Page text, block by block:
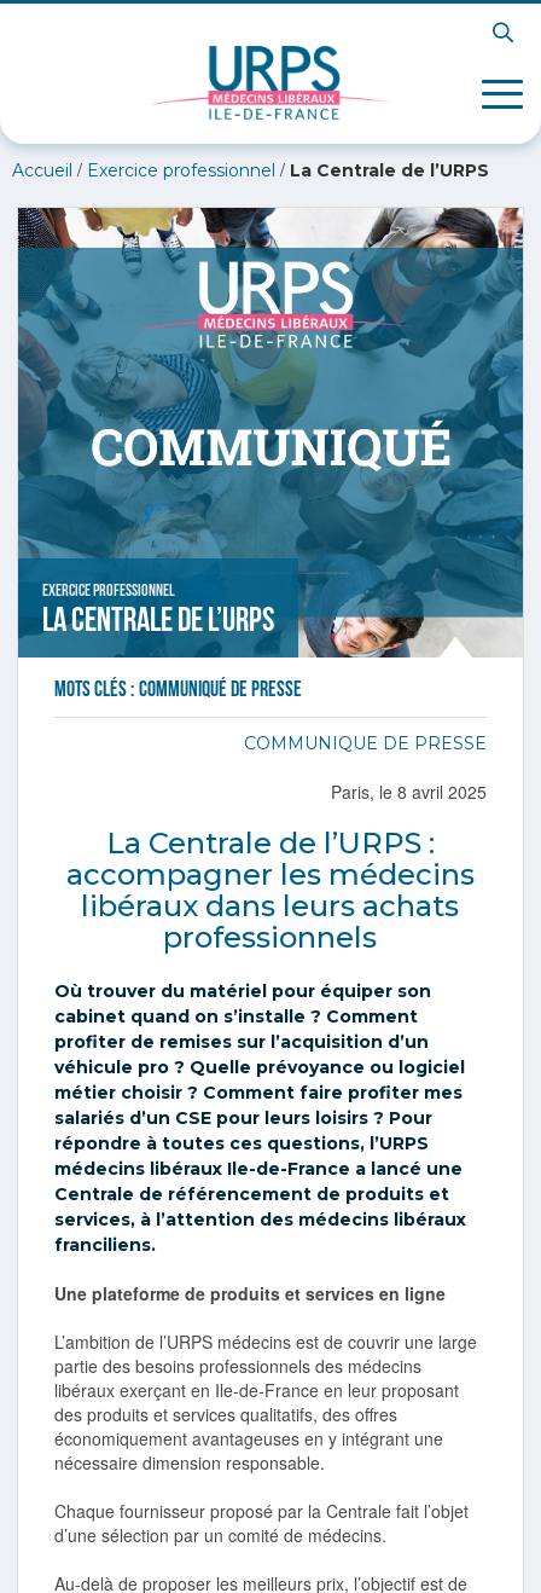
Accueil / Exercice professionnel / La Centrale de l’URPS
Exercice professionnel
La Centrale de l’URPS
Mots clés : communiqué de presse
COMMUNIQUE DE PRESSE
Paris, le 8 avril 2025
La Centrale de l’URPS :
accompagner les médecins
libéraux dans leurs achats
professionnels
Où trouver du matériel pour équiper son
cabinet quand on s’installe ? Comment
profiter de remises sur l’acquisition d’un
véhicule pro ? Quelle prévoyance ou logiciel
métier choisir ? Comment faire profiter mes
salariés d’un CSE pour leurs loisirs ? Pour
répondre à toutes ces questions, l’URPS
médecins libéraux Ile-de-France a lancé une
Centrale de référencement de produits et
services, à l’attention des médecins libéraux
franciliens.
Une plateforme de produits et services en ligne
L’ambition de l’URPS médecins est de couvrir une large
partie des besoins professionnels des médecins
libéraux exerçant en Ile-de-France en leur proposant
des produits et services qualitatifs, des offres
économiquement avantageuses en y intégrant une
nécessaire dimension responsable.
Chaque fournisseur proposé par la Centrale fait l’objet
d’une sélection par un comité de médecins.
Au-delà de proposer les meilleurs prix, l’objectif est de